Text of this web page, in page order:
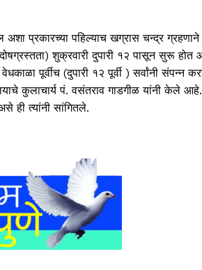
प्रकारच्या पहिल्याच खग्रास चन्द्र
शुक्रवारी दुपारी १२ पासून सुरू
पूर्वीच (दुपारी १२ पूर्वी ) सर्वांनी संपन्न
कुलाचार्य पं. वसंतराव गाडगीळ यांनी केले
ही त्यांनी सांगितले.